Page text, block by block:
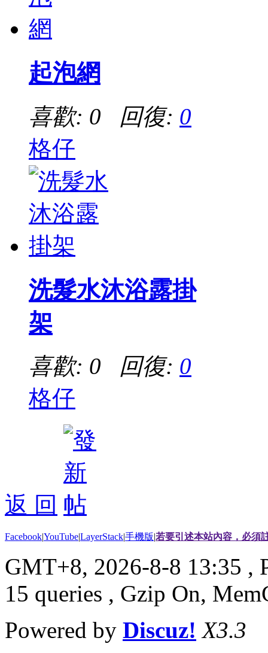
起泡網
喜歡: 0 回復: 0
格仔
洗髮水沐浴露掛
架
喜歡: 0 回復: 0
格仔
返 回
Facebook|YouTube|LayerStack|手機版|若要引述本站內容，必須
GMT+8, 2026-8-8 13:35 ,
15 queries , Gzip On,
Powered by Discuz! X3.3